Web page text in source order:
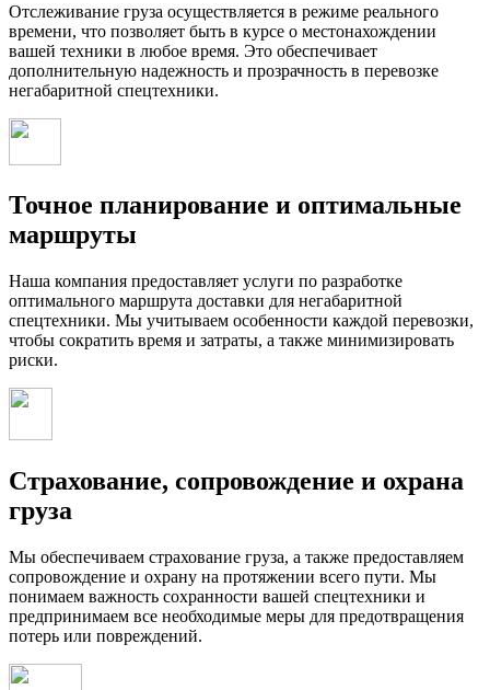
Отслеживание груза осуществляется в режиме реального
времени, что позволяет быть в курсе о местонахождении
вашей техники в любое время. Это обеспечивает
дополнительную надежность и прозрачность в перевозке
негабаритной спецтехники.
Точное планирование и оптимальные
маршруты
Наша компания предоставляет услуги по разработке
оптимального маршрута доставки для негабаритной
спецтехники. Мы учитываем особенности каждой перевозки,
чтобы сократить время и затраты, а также минимизировать
риски.
Страхование, сопровождение и охрана
груза
Мы обеспечиваем страхование груза, а также предоставляем
сопровождение и охрану на протяжении всего пути. Мы
понимаем важность сохранности вашей спецтехники и
предпринимаем все необходимые меры для предотвращения
потерь или повреждений.